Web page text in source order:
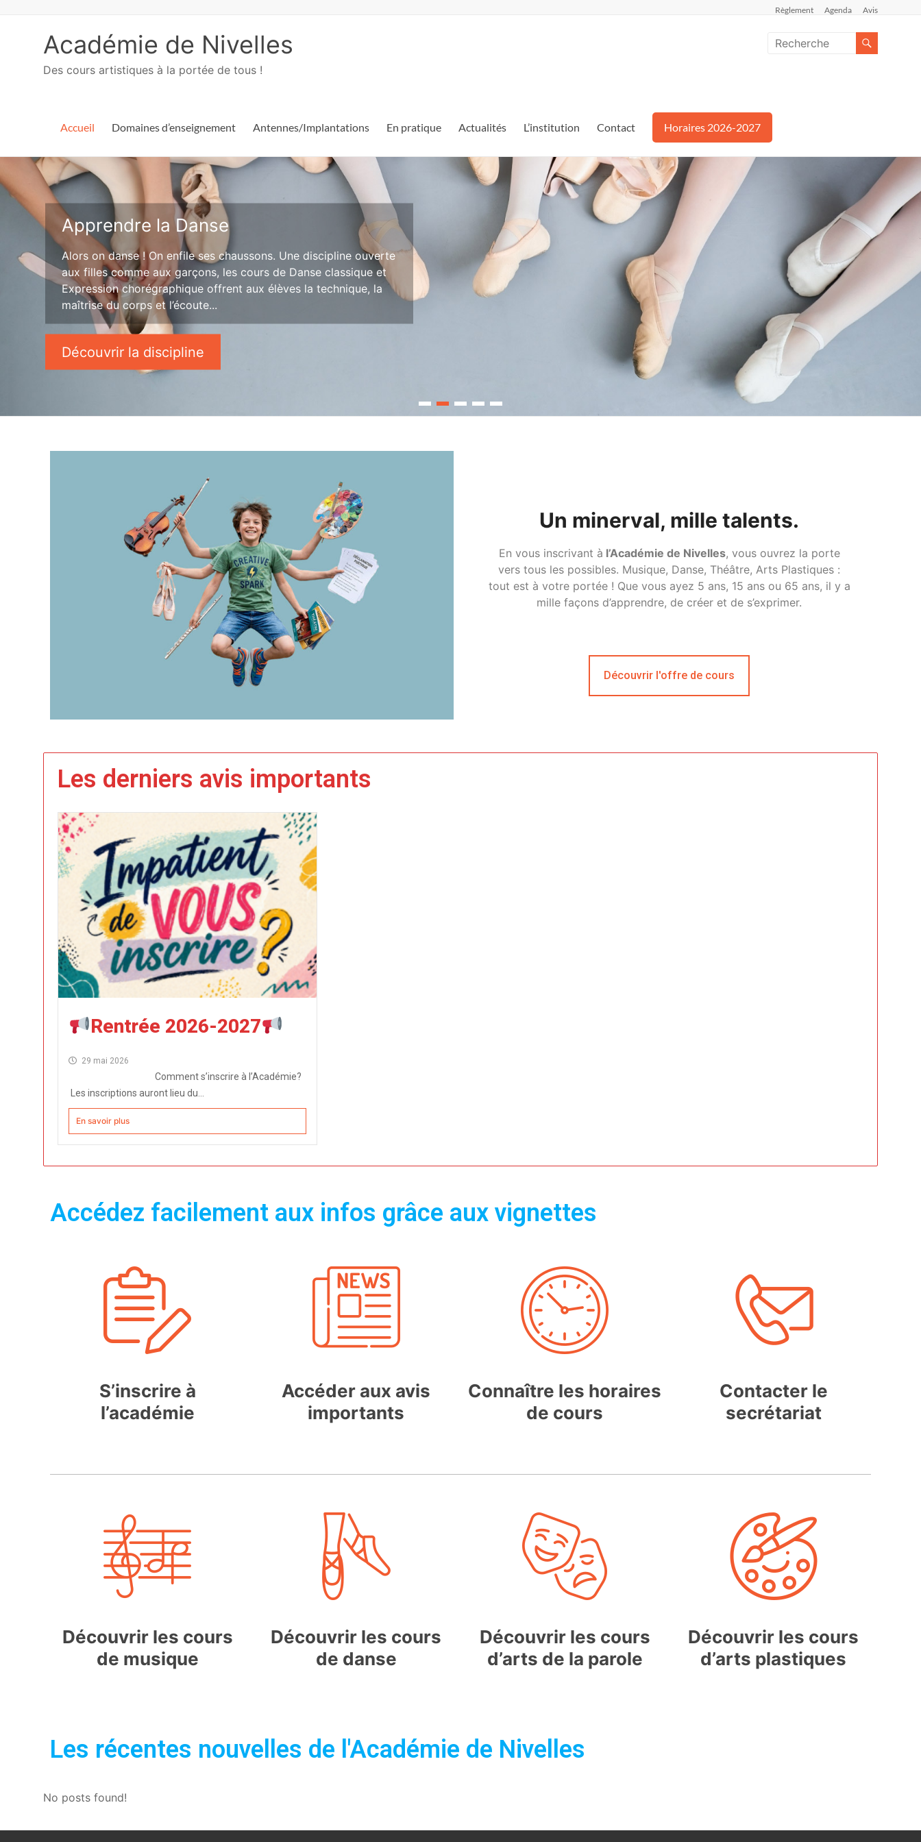
Règlement Agenda Avis
Académie de Nivelles
Des cours artistiques à la portée de tous !
Accueil Domaines d’enseignement Antennes/Implantations En pratique Actualités L’institution Contact Horaires 2026-2027
Apprendre la Danse
Alors on danse ! On enfile ses chaussons. Une discipline ouverte
aux filles comme aux garçons, les cours de Danse classique et
Expression chorégraphique offrent aux élèves la technique, la
maîtrise du corps et l’écoute...
Découvrir la discipline
Un minerval, mille talents.
En vous inscrivant à l’Académie de Nivelles, vous ouvrez la porte
vers tous les possibles. Musique, Danse, Théâtre, Arts Plastiques :
tout est à votre portée ! Que vous ayez 5 ans, 15 ans ou 65 ans, il y a
mille façons d’apprendre, de créer et de s’exprimer.
Découvrir l'offre de cours
Les derniers avis importants
Rentrée 2026-2027
29 mai 2026
Comment s’inscrire à l’Académie?
Les inscriptions auront lieu du...
En savoir plus
Accédez facilement aux infos grâce aux vignettes
S’inscrire à
l’académie
Accéder aux avis
importants
Connaître les horaires
de cours
Contacter le
secrétariat
Découvrir les cours
de musique
Découvrir les cours
de danse
Découvrir les cours
d’arts de la parole
Découvrir les cours
d’arts plastiques
Les récentes nouvelles de l'Académie de Nivelles
No posts found!